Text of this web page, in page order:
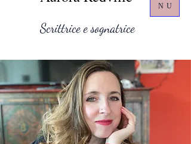
NU
Scrittrice e sognatrice